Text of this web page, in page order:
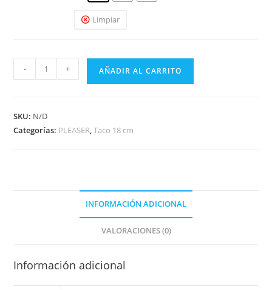
Limpiar
- + AÑADIR AL CARRITO
SKU: N/D
Categorías: PLEASER,Taco 18 cm
INFORMACIÓN ADICIONAL
VALORACIONES (0)
Información adicional